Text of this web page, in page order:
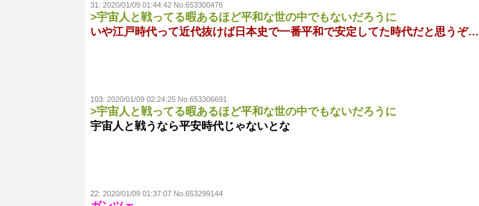
31: 2020/01/09 01:44:42 No.653300476
>宇宙人と戦ってる暇あるほど平和な世の中でもないだろうに
いや江戸時代って近代抜けば日本史で一番平和で安定してた時代だと思うぞ…
103: 2020/01/09 02:24:25 No.653306691
>宇宙人と戦ってる暇あるほど平和な世の中でもないだろうに
宇宙人と戦うなら平安時代じゃないとな
22: 2020/01/09 01:37:07 No.653299144